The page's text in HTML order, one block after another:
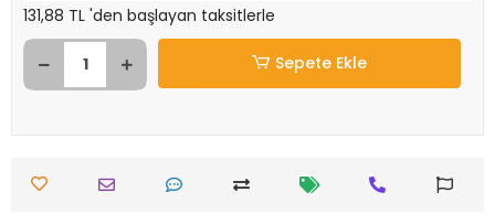
131,88 TL 'den başlayan taksitlerle
Sepete Ekle